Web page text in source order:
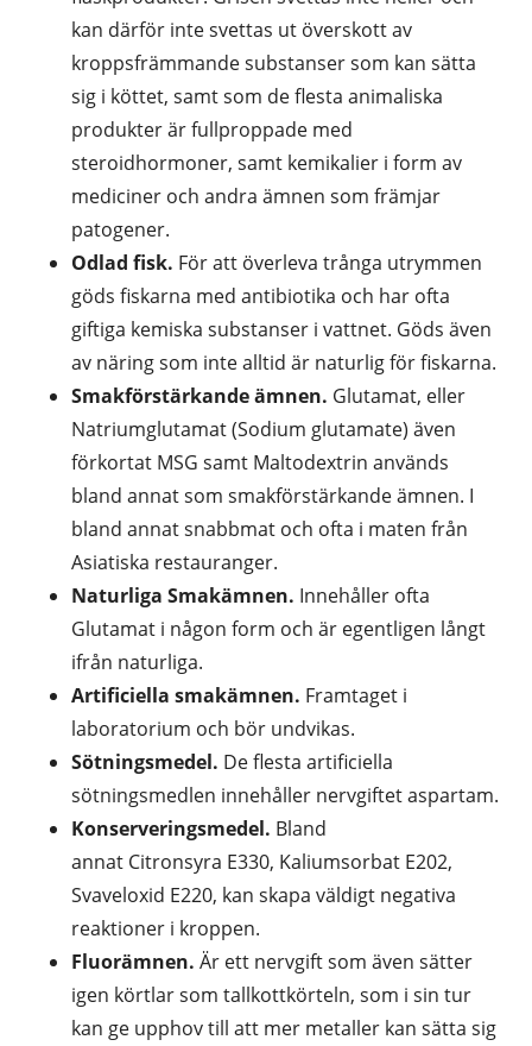
kan därför inte svettas ut överskott av
kroppsfrämmande substanser som kan sätta
sig i köttet, samt som de flesta animaliska
produkter är fullproppade med
steroidhormoner, samt kemikalier i form av
mediciner och andra ämnen som främjar
patogener.
Odlad fisk. För att överleva trånga utrymmen
göds fiskarna med antibiotika och har ofta
giftiga kemiska substanser i vattnet. Göds även
av näring som inte alltid är naturlig för fiskarna.
Smakförstärkande ämnen. Glutamat, eller
Natriumglutamat (Sodium glutamate) även
förkortat MSG samt Maltodextrin används
bland annat som smakförstärkande ämnen. I
bland annat snabbmat och ofta i maten från
Asiatiska restauranger.
Naturliga Smakämnen. Innehåller ofta
Glutamat i någon form och är egentligen långt
ifrån naturliga.
Artificiella smakämnen. Framtaget i
laboratorium och bör undvikas.
Sötningsmedel. De flesta artificiella
sötningsmedlen innehåller nervgiftet aspartam.
Konserveringsmedel. Bland
annat Citronsyra E330, Kaliumsorbat E202,
Svaveloxid E220, kan skapa väldigt negativa
reaktioner i kroppen.
Fluorämnen. Är ett nervgift som även sätter
igen körtlar som tallkottkörteln, som i sin tur
kan ge upphov till att mer metaller kan sätta sig